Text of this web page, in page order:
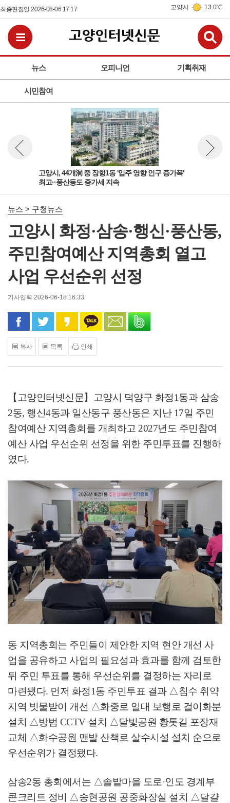
최종편집일 2026-08-06 17:17 고양시 13.0℃
뉴스 오피니언 기획취재
시민참여
전체메뉴보기
고양시, 44개洞 중 장항1동 '입주 영향 인구 증가폭'
최고··풍산동도 증가세 지속
뉴스 이전보기
뉴스 > 구청뉴스
고양시 화정·삼송·행신·풍산동,
주민참여예산 지역총회 열고
사업 우선순위 선정
기사입력 2026-06-18 16:33
페이스북으로 공유
트위터로 공유카카오 스토리로 공유
카카오톡으로 공유
문자로 공유
복사 목록 인쇄
【고양인터넷신문】 고양시 덕양구 화정1동과 삼송
2동, 행신4동과 일산동구 풍산동은 지난 17일 주민
참여예산 지역총회를 개최하고 2027년도 주민참여
예산 사업 우선순위 선정을 위한 주민투표를 진행하
였다.
동 지역총회는 주민들이 제안한 지역 현안 개선 사
업을 공유하고 사업의 필요성과 효과를 함께 검토한
뒤 주민 투표를 통해 우선순위를 결정하는 자리로
마련됐다. 먼저 화정1동 주민투표 결과 △침수 취약
지역 빗물받이 개선 △화중로 일대 보행로 걸이화분
설치 △방범 CCTV 설치 △달빛공원 황톳길 포장재
교체 △화수공원 맨발 산책로 살수시설 설치 순으로
우선순위가 결정됐다.
삼송2동 총회에서는 △솔밭마을 도로 ·인도 경계부
콘크리트 정비 △송현공원 공중화장실 설치 △달걀